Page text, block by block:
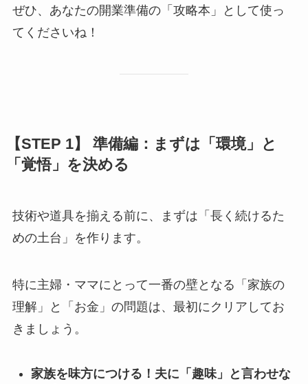
ぜひ、あなたの開業準備の「攻略本」として使っ
てくださいね！
【STEP 1】 準備編：まずは「環境」と
「覚悟」を決める
技術や道具を揃える前に、まずは「長く続けるた
めの土台」を作ります。
特に主婦・ママにとって一番の壁となる「家族の
理解」と「お金」の問題は、最初にクリアしてお
きましょう。
家族を味方につける！夫に「趣味」と言わせな